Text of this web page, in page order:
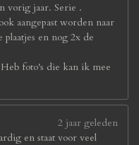
vorig jaar. Serie .
aangepast worden naar
plaatjes en nog 2x de
foto's die kan ik mee
2 jaar geleden
en staat voor veel